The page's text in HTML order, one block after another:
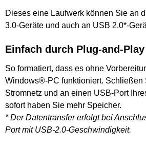
Dieses eine Laufwerk können Sie an
3.0-Geräte und auch an USB 2.0*-
Einfach durch Plug-and-Play
So formatiert, dass es ohne
Windows®-PC funktioniert. Schließen
Stromnetz und an einen USB-Port
sofort haben Sie mehr Speicher.
* Der Datentransfer erfolgt bei
Port mit USB-2.0-Geschwindigkeit.